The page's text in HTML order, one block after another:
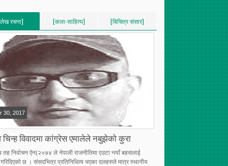
रचना] [कला-साहित्य]
[VERTICAL]
[बिचित्र संसार]
[VERTICAL]
[RECENT][5]
चिन्ह विवादमा कांग्रेस एमालेले नबुझेको कुरा
30 2017
तह निर्वाचन ऐन(२०७४ ले नेपाली राजनीतिमा एउटा नयाँ बहसलाई
गरिदिएको छ । संसदभित्र प्रतिनिधित्व भएका दलहरुले मात्र स्थानीय